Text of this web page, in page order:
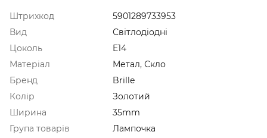
Штрихкод
5901289733953
Вид
Світлодіодні
Цоколь
E14
Матеріал
Метал, Скло
Бренд
Brille
Колір
Золотий
Ширина
35mm
Група товарів
Лампочка